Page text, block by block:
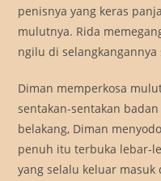
penisnya yang keras
mulutnya. Rida
ngilu di selangkangannya
Diman memperkosa
sentakan-sentakan
belakang, Diman
penuh itu terbuka lebar-
yang selalu keluar